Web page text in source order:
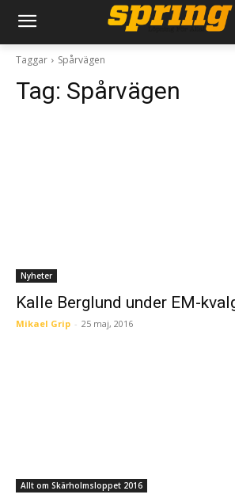
Taggar Spårvägen
Tag: Spårvägen
Nyheter
Kalle Berglund under EM-
Mikael Grip - 25 maj, 2016
Allt om Skärholmsloppet 2016